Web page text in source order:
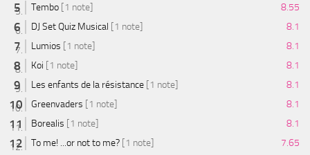
Tembo [1 note]
8.55
DJ Set Quiz Musical [1 note]
8.1
Lumios [1 note]
8.1
Koi [1 note]
8.1
Les enfants de la résistance [1 note]
8.1
Greenvaders [1 note]
8.1
Borealis [1 note]
8.1
To me! ...or not to me? [1 note]
7.65